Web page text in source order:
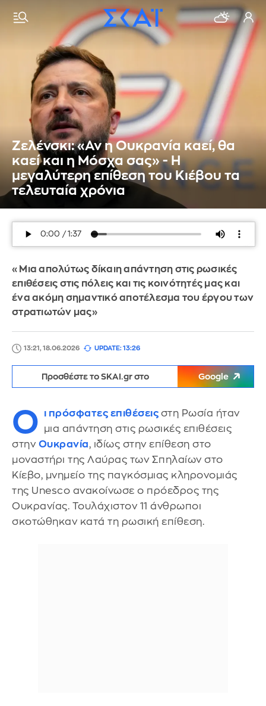
Ζελένσκι: «Αν η Ουκρανία καεί, θα
καεί και η Μόσχα σας» - Η
μεγαλύτερη επίθεση του Κιέβου τα
τελευταία χρόνια
«Μια απολύτως δίκαιη απάντηση στις ρωσικές
επιθέσεις στις πόλεις και τις κοινότητές μας και
ένα ακόμη σημαντικό αποτέλεσμα του έργου των
στρατιωτών μας»
13:21, 18.06.2026 UPDATE: 13:26
Προσθέστε το SKAI.gr στο Google
Ο ι πρόσφατες επιθέσεις στη Ρωσία ήταν
μια απάντηση στις ρωσικές επιθέσεις
στην Ουκρανία, ιδίως στην επίθεση στο
μοναστήρι της Λαύρας των Σπηλαίων στο
Κίεβο, μνημείο της παγκόσμιας κληρονομιάς
της Unesco ανακοίνωσε ο πρόεδρος της
Ουκρανίας. Τουλάχιστον 11 άνθρωποι
σκοτώθηκαν κατά τη ρωσική επίθεση.